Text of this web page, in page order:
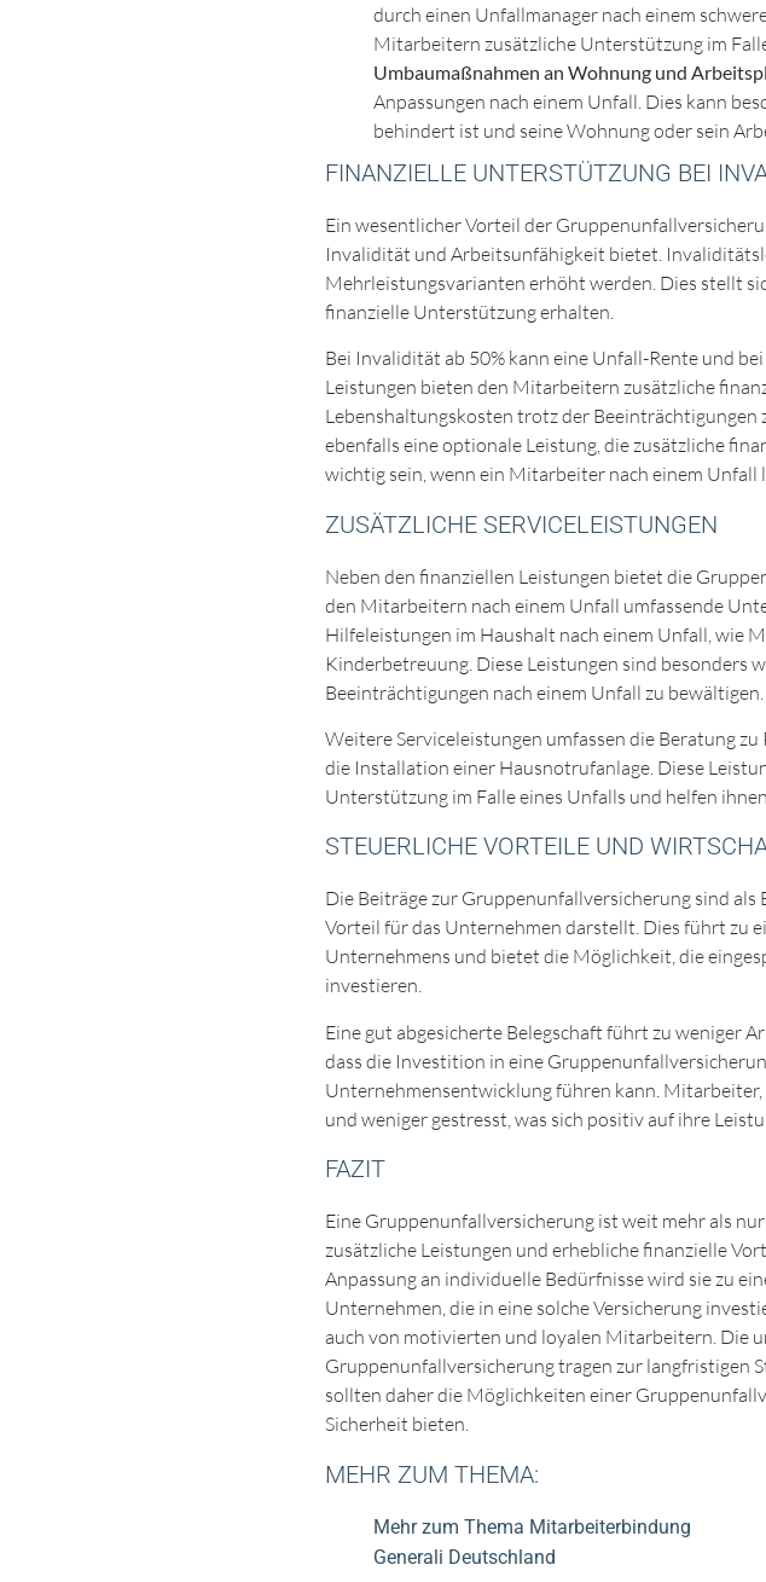
durch einen Unfallmanager nach einem
Mitarbeitern zusätzliche Unterstützung im
Umbaumaßnahmen an Wohnung und
Anpassungen nach einem Unfall. Dies kann
behindert ist und seine Wohnung oder sein
FINANZIELLE UNTERSTÜTZUNG BEI
Ein wesentlicher Vorteil der
Invalidität und Arbeitsunfähigkeit bietet.
Mehrleistungsvarianten erhöht werden. Dies stellt
finanzielle Unterstützung erhalten.
Bei Invalidität ab 50% kann eine Unfall-Rente und
Leistungen bieten den Mitarbeitern zusätzliche
Lebenshaltungskosten trotz der Beeinträchtigungen
ebenfalls eine optionale Leistung, die zusätzliche
wichtig sein, wenn ein Mitarbeiter nach einem Unfall
ZUSÄTZLICHE SERVICELEISTUNGEN
Neben den finanziellen Leistungen bietet die
den Mitarbeitern nach einem Unfall umfassende
Hilfeleistungen im Haushalt nach einem Unfall, wie
Kinderbetreuung. Diese Leistungen sind
Beeinträchtigungen nach einem Unfall zu bewältigen.
Weitere Serviceleistungen umfassen die Beratung
die Installation einer Hausnotrufanlage. Diese
Unterstützung im Falle eines Unfalls und helfen
STEUERLICHE VORTEILE UND
Die Beiträge zur Gruppenunfallversicherung sind
Vorteil für das Unternehmen darstellt. Dies führt zu
Unternehmens und bietet die Möglichkeit, die
investieren.
Eine gut abgesicherte Belegschaft führt zu weniger
dass die Investition in eine
Unternehmensentwicklung führen kann.
und weniger gestresst, was sich positiv auf ihre
FAZIT
Eine Gruppenunfallversicherung ist weit mehr als
zusätzliche Leistungen und erhebliche finanzielle
Anpassung an individuelle Bedürfnisse wird sie zu
Unternehmen, die in eine solche Versicherung
auch von motivierten und loyalen Mitarbeitern. Die
Gruppenunfallversicherung tragen zur langfristigen
sollten daher die Möglichkeiten einer
Sicherheit bieten.
MEHR ZUM THEMA:
Mehr zum Thema Mitarbeiterbindung
Generali Deutschland